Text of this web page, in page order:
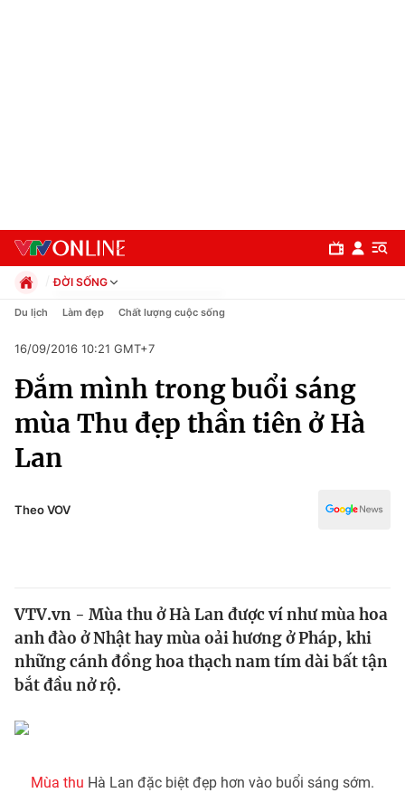
Chuyên mục
Chính trị
Xã hội
Pháp luật
Thế giới
Tin tức
Thế giới đó đây
Câu chuyện quốc tế
Kinh tế
Góc doanh nghiệp
Dữ liệu và đời sống
Truyền hình
ĐỜI SỐNG
Chính trị
Pháp luật
Kinh tế
Thể thao
Truyền hình
Du lịch Làm đẹp Chất lượng cuộc sống
16/09/2016 10:21 GMT+7
Đắm mình trong buổi sáng
mùa Thu đẹp thần tiên ở Hà
Lan
Theo VOV
VTV.vn - Mùa thu ở Hà Lan được ví như mùa hoa
anh đào ở Nhật hay mùa oải hương ở Pháp, khi
những cánh đồng hoa thạch nam tím dài bất tận
bắt đầu nở rộ.
Mùa thu Hà Lan đặc biệt đẹp hơn vào buổi sáng sớm.